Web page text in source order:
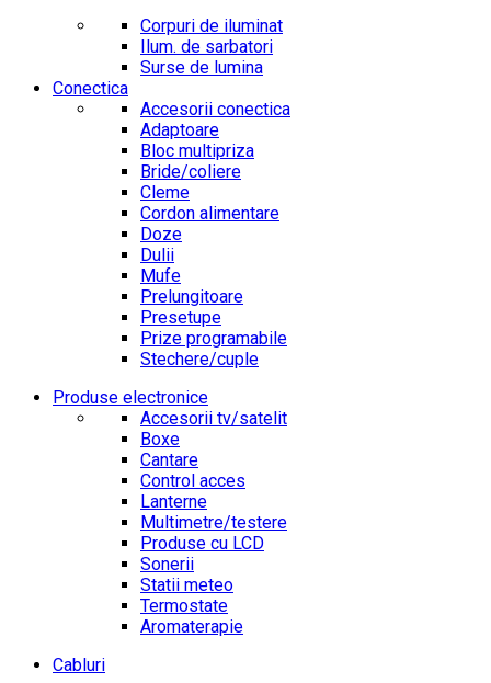
Corpuri de iluminat
Ilum. de sarbatori
Surse de lumina
Conectica
Accesorii conectica
Adaptoare
Bloc multipriza
Bride/coliere
Cleme
Cordon alimentare
Doze
Dulii
Mufe
Prelungitoare
Presetupe
Prize programabile
Stechere/cuple
Produse electronice
Accesorii tv/satelit
Boxe
Cantare
Control acces
Lanterne
Multimetre/testere
Produse cu LCD
Sonerii
Statii meteo
Termostate
Aromaterapie
Cabluri